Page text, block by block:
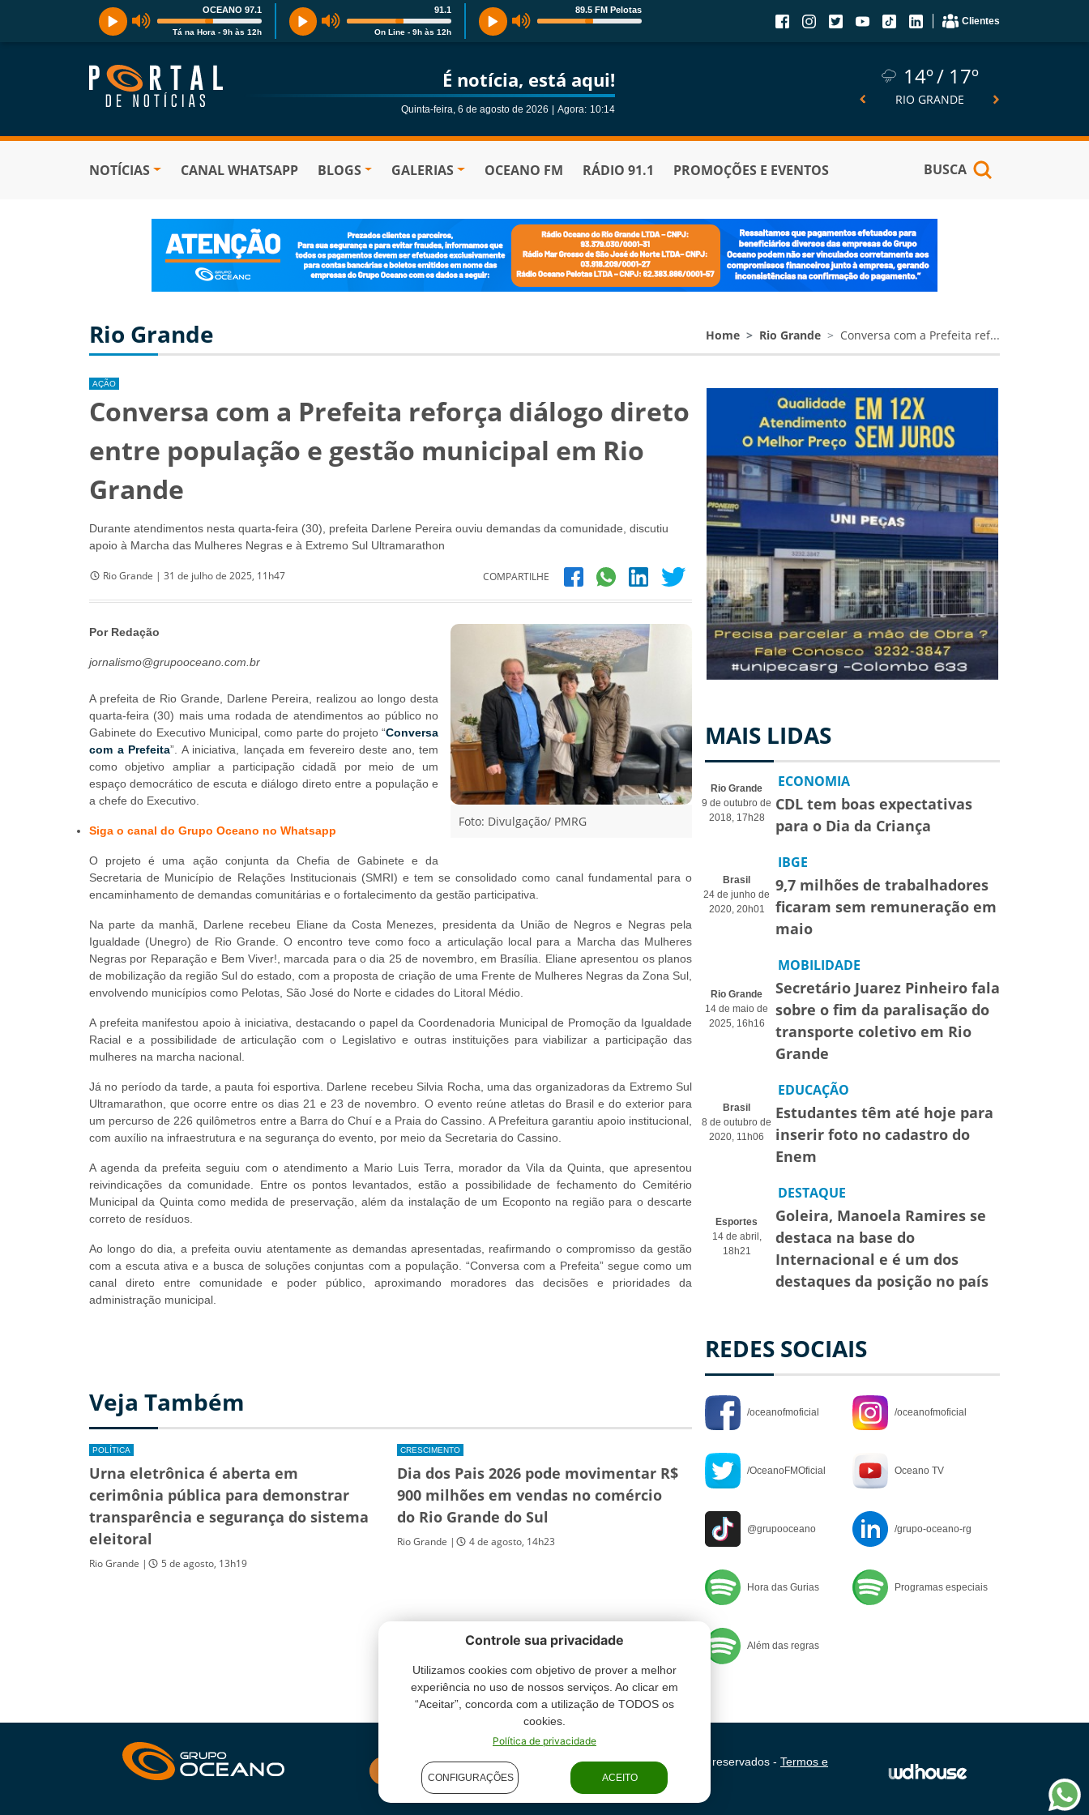
OCEANO 97.1
Tá na Hora - 9h às 12h
91.1
On Line - 9h às 12h
89.5 FM Pelotas
Clientes
É notícia, está aqui!
Quinta-feira, 6 de agosto de 2026 | Agora: 10:14
14º 17º
RIO GRANDE
NOTÍCIAS CANAL WHATSAPP BLOGS GALERIAS OCEANO FM RÁDIO 91.1 PROMOÇÕES E EVENTOS BUSCA
Rio Grande Home Rio Grande Conversa com a Prefeita ref...
AÇÃO
Conversa com a Prefeita reforça diálogo direto
entre população e gestão municipal em Rio
Grande
Durante atendimentos nesta quarta-feira (30), prefeita Darlene Pereira ouviu demandas da comunidade, discutiu
apoio à Marcha das Mulheres Negras e à Extremo Sul Ultramarathon
Rio Grande | 31 de julho de 2025, 11h47 COMPARTILHE
Foto: Divulgação/ PMRG
Por Redação
jornalismo@grupooceano.com.br
A prefeita de Rio Grande, Darlene Pereira, realizou ao longo desta
quarta-feira (30) mais uma rodada de atendimentos ao público no
Gabinete do Executivo Municipal, como parte do projeto “Conversa
com a Prefeita”. A iniciativa, lançada em fevereiro deste ano, tem
como objetivo ampliar a participação cidadã por meio de um
espaço democrático de escuta e diálogo direto entre a população e
a chefe do Executivo.
Siga o canal do Grupo Oceano no Whatsapp
O projeto é uma ação conjunta da Chefia de Gabinete e da
Secretaria de Município de Relações Institucionais (SMRI) e tem se consolidado como canal fundamental para o
encaminhamento de demandas comunitárias e o fortalecimento da gestão participativa.
Na parte da manhã, Darlene recebeu Eliane da Costa Menezes, presidenta da União de Negros e Negras pela
Igualdade (Unegro) de Rio Grande. O encontro teve como foco a articulação local para a Marcha das Mulheres
Negras por Reparação e Bem Viver!, marcada para o dia 25 de novembro, em Brasília. Eliane apresentou os planos
de mobilização da região Sul do estado, com a proposta de criação de uma Frente de Mulheres Negras da Zona Sul,
envolvendo municípios como Pelotas, São José do Norte e cidades do Litoral Médio.
A prefeita manifestou apoio à iniciativa, destacando o papel da Coordenadoria Municipal de Promoção da Igualdade
Racial e a possibilidade de articulação com o Legislativo e outras instituições para viabilizar a participação das
mulheres na marcha nacional.
Já no período da tarde, a pauta foi esportiva. Darlene recebeu Silvia Rocha, uma das organizadoras da Extremo Sul
Ultramarathon, que ocorre entre os dias 21 e 23 de novembro. O evento reúne atletas do Brasil e do exterior para
um percurso de 226 quilômetros entre a Barra do Chuí e a Praia do Cassino. A Prefeitura garantiu apoio institucional,
com auxílio na infraestrutura e na segurança do evento, por meio da Secretaria do Cassino.
A agenda da prefeita seguiu com o atendimento a Mario Luis Terra, morador da Vila da Quinta, que apresentou
reivindicações da comunidade. Entre os pontos levantados, estão a possibilidade de fechamento do Cemitério
Municipal da Quinta como medida de preservação, além da instalação de um Ecoponto na região para o descarte
correto de resíduos.
Ao longo do dia, a prefeita ouviu atentamente as demandas apresentadas, reafirmando o compromisso da gestão
com a escuta ativa e a busca de soluções conjuntas com a população. “Conversa com a Prefeita” segue como um
canal direto entre comunidade e poder público, aproximando moradores das decisões e prioridades da
administração municipal.
Veja Também
POLÍTICA
Urna eletrônica é aberta em
cerimônia pública para demonstrar
transparência e segurança do sistema
eleitoral
Rio Grande | 5 de agosto, 13h19
CRESCIMENTO
Dia dos Pais 2026 pode movimentar R$
900 milhões em vendas no comércio
do Rio Grande do Sul
Rio Grande | 4 de agosto, 14h23
MAIS LIDAS
Rio Grande
9 de outubro de
2018, 17h28
ECONOMIA
CDL tem boas expectativas
para o Dia da Criança
Brasil
24 de junho de
2020, 20h01
IBGE
9,7 milhões de trabalhadores
ficaram sem remuneração em
maio
Rio Grande
14 de maio de
2025, 16h16
MOBILIDADE
Secretário Juarez Pinheiro fala
sobre o fim da paralisação do
transporte coletivo em Rio
Grande
Brasil
8 de outubro de
2020, 11h06
EDUCAÇÃO
Estudantes têm até hoje para
inserir foto no cadastro do
Enem
Esportes
14 de abril,
18h21
DESTAQUE
Goleira, Manoela Ramires se
destaca na base do
Internacional e é um dos
destaques da posição no país
REDES SOCIAIS
/oceanofmoficial /oceanofmoficial
/OceanoFMOficial Oceano TV
@grupooceano /grupo-oceano-rg
Hora das Gurias Programas especiais
Além das regras
INSTITUCIONAL
Grupo Oceano - Todos direitos reservados - Termos e
condições de uso
Controle sua privacidade
Utilizamos cookies com objetivo de prover a melhor
experiência no uso de nossos serviços. Ao clicar em
“Aceitar”, concorda com a utilização de TODOS os
cookies.
Política de privacidade
CONFIGURAÇÕES ACEITO